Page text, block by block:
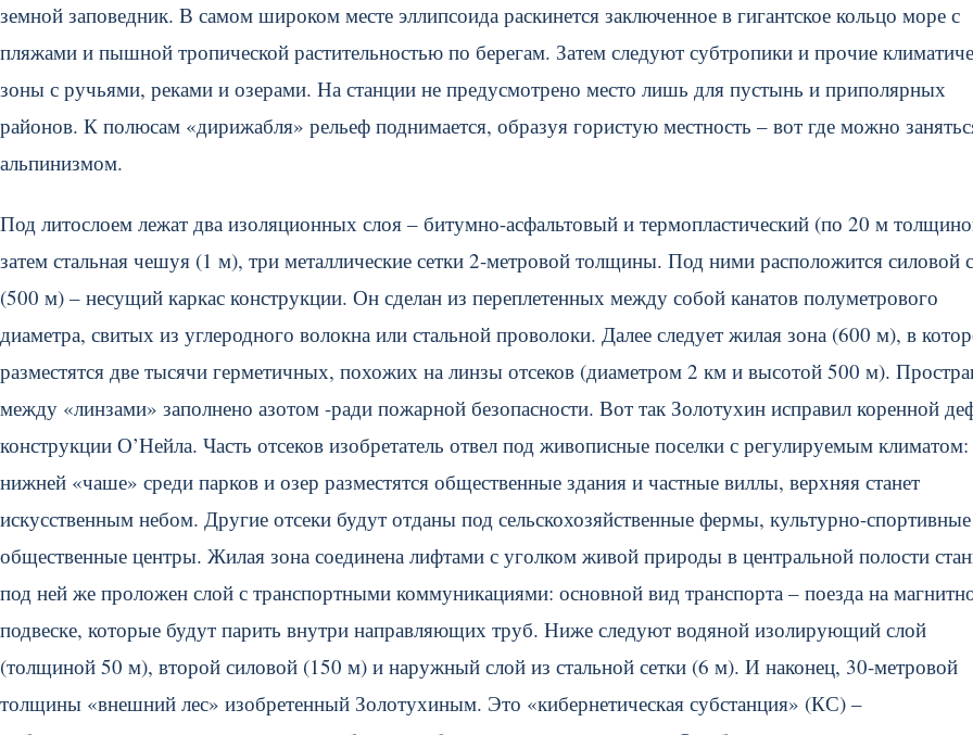
земной заповедник. В самом широком месте эллипсоида раскинется заключенное в гигантское кольцо море с
пляжами и пышной тропической растительностью по берегам. Затем следуют субтропики и прочие
зоны с ручьями, реками и озерами. На станции не предусмотрено место лишь для пустынь и приполярных
районов. К полюсам «дирижабля» рельеф поднимается, образуя гористую местность – вот где можно
альпинизмом.
Под литослоем лежат два изоляционных слоя – битумно-асфальтовый и термопластический (по 20 м
затем стальная чешуя (1 м), три металлические сетки 2-метровой толщины. Под ними расположится силовой
(500 м) – несущий каркас конструкции. Он сделан из переплетенных между собой канатов полуметрового
диаметра, свитых из углеродного волокна или стальной проволоки. Далее следует жилая зона (600 м), в
разместятся две тысячи герметичных, похожих на линзы отсеков (диаметром 2 км и высотой 500 м).
между «линзами» заполнено азотом -ради пожарной безопасности. Вот так Золотухин исправил коренной
конструкции О’Нейла. Часть отсеков изобретатель отвел под живописные поселки с регулируемым
нижней «чаше» среди парков и озер разместятся общественные здания и частные виллы, верхняя станет
искусственным небом. Другие отсеки будут отданы под сельскохозяйственные фермы, культурно-
общественные центры. Жилая зона соединена лифтами с уголком живой природы в центральной полости
под ней же проложен слой с транспортными коммуникациями: основной вид транспорта – поезда на
подвеске, которые будут парить внутри направляющих труб. Ниже следуют водяной изолирующий слой
(толщиной 50 м), второй силовой (150 м) и наружный слой из стальной сетки (6 м). И наконец, 30-метровой
толщины «внешний лес» изобретенный Золотухиным. Это «кибернетическая субстанция» (КС) –